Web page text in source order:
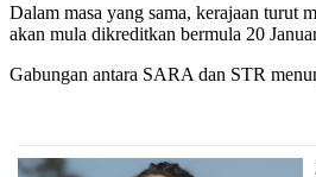
Dalam masa yang sama, kerajaan turut
akan mula dikreditkan bermula 20
Gabungan antara SARA dan STR